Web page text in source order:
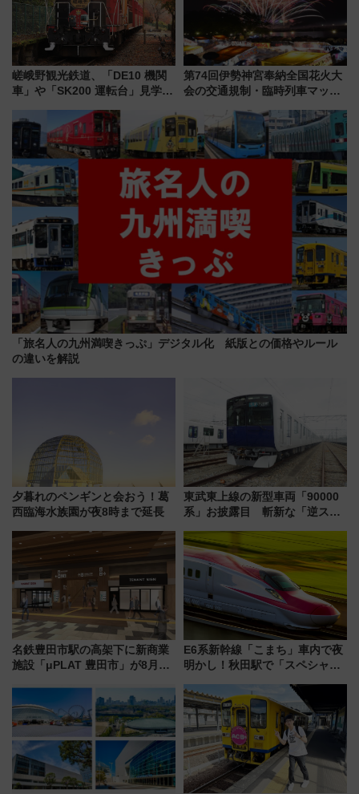
嵯峨野観光鉄道、「DE10 機関
車」や「SK200 運転台」見学ツ
トの一環で激レア体験できちゃ
うかも 参加方法やスケジュール
をご紹介
第74回伊勢神宮奉納全国花火大
会の交通規制・臨時列車マッ
セス
「旅名人の九州満喫きっぷ」デジタル化 紙版との価格やルール
の違いを解説
夕暮れのペンギンと会おう！葛
西臨海水族園が夜8時まで延長
東武東上線の新型車両「90000
系」お披露目 斬新な「逆スラ
放的な車内空間に注目、デビュ
ーは9月
名鉄豊田市駅の高架下に新商業
施設「μPLAT 豊田市」が8月26
E6系新幹線「こまち」車内で夜
明かし！秋田駅で「スペシャル
法は？